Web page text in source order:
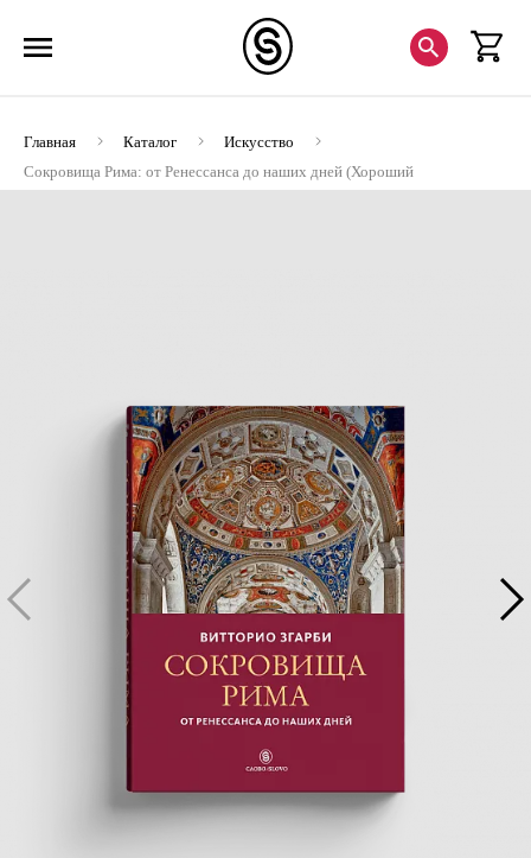
Главная Каталог
Искусство
Сокровища Рима: от Ренессанса до наших дней (Хороший
экземпляр)